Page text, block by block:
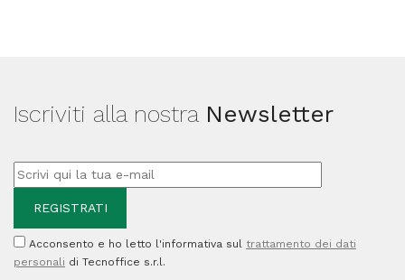
-
assortiti
-
-
Iscriviti alla nostra Newsletter
Acconsento e ho letto l'informativa sul trattamento dei dati
personali di Tecnoffice s.r.l.